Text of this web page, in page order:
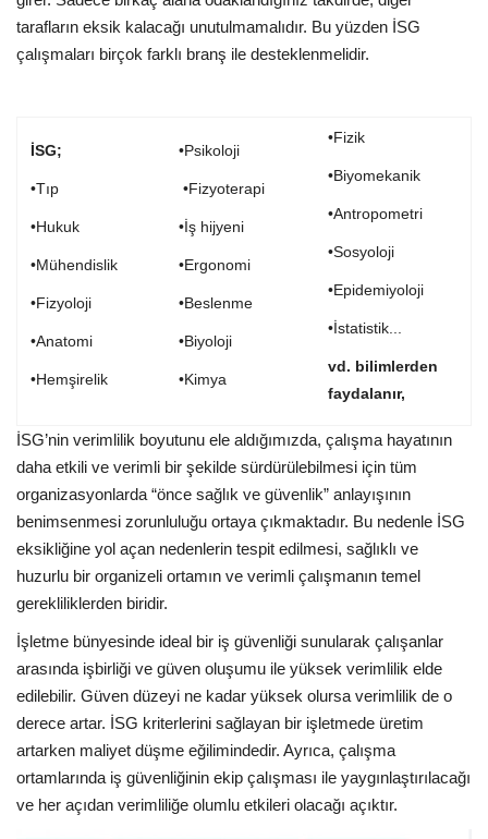
tarafların eksik kalacağı unutulmamalıdır. Bu yüzden İSG
çalışmaları birçok farklı branş ile desteklenmelidir.
İSG;
•Tıp
•Hukuk
•Mühendislik
•Fizyoloji
•Anatomi
•Hemşirelik
•Psikoloji
•Fizyoterapi
•İş hijyeni
•Ergonomi
•Beslenme
•Biyoloji
•Kimya
•Fizik
•Biyomekanik
•Antropometri
•Sosyoloji
•Epidemiyoloji
•İstatistik...
vd. bilimlerden
faydalanır,
İSG’nin verimlilik boyutunu ele aldığımızda, çalışma hayatının
daha etkili ve verimli bir şekilde sürdürülebilmesi için tüm
organizasyonlarda “önce sağlık ve güvenlik” anlayışının
benimsenmesi zorunluluğu ortaya çıkmaktadır. Bu nedenle İSG
eksikliğine yol açan nedenlerin tespit edilmesi, sağlıklı ve
huzurlu bir organizeli ortamın ve verimli çalışmanın temel
gerekliliklerden biridir.
İşletme bünyesinde ideal bir iş güvenliği sunularak çalışanlar
arasında işbirliği ve güven oluşumu ile yüksek verimlilik elde
edilebilir. Güven düzeyi ne kadar yüksek olursa verimlilik de o
derece artar. İSG kriterlerini sağlayan bir işletmede üretim
artarken maliyet düşme eğilimindedir. Ayrıca, çalışma
ortamlarında iş güvenliğinin ekip çalışması ile yaygınlaştırılacağı
ve her açıdan verimliliğe olumlu etkileri olacağı açıktır.